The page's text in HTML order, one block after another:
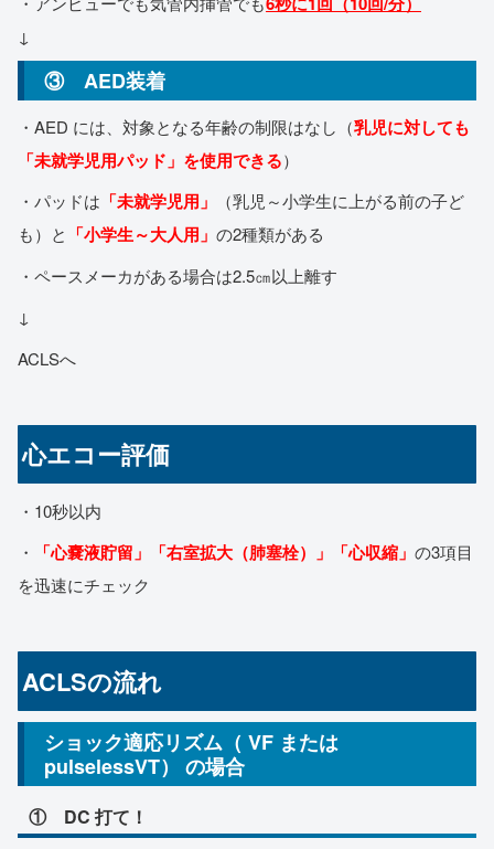
↓
③ AED装着
・AED には、対象となる年齢の制限はなし（乳児に対しても
「未就学児用パッド」を使用できる）
・パッドは 「未就学児用」
（乳児～小学生に上がる前の子ど
も）と 「小学生～大人用」 の2種類がある
・ペースメーカがある場合は2.5㎝以上離す
↓
ACLSへ
心エコー評価
・10秒以内
・
「心嚢液貯留」「右室拡大（肺塞栓）」「心収縮」 の3項目
を迅速にチェック
ACLSの流れ
ショック適応リズム（ VF または
pulselessVT） の場合
① DC 打て！